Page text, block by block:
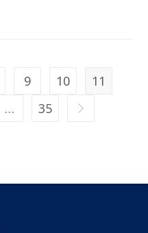
9 10
11
… 35